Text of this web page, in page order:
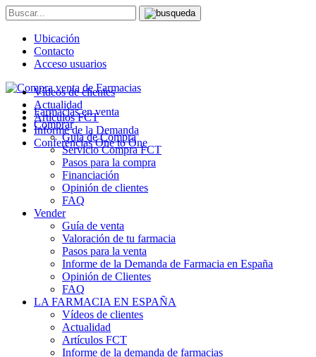
Ubicación
Contacto
Acceso usuarios
Farmacias en venta
Comprar
Guía de Compra
Servicio Compra FCT
Pasos para la compra
Financiación
Opinión de clientes
FAQ
Vender
Guía de venta
Valoración de tu farmacia
Pasos para la venta
Informe de la Demanda de Farmacia en España
Opinión de Clientes
FAQ
LA FARMACIA EN ESPAÑA
Vídeos de clientes
Actualidad
Artículos FCT
Informe de la demanda de farmacias
Vídeos de clientes
Actualidad
Artículos FCT
Informe de la Demanda
Conferencias One to One